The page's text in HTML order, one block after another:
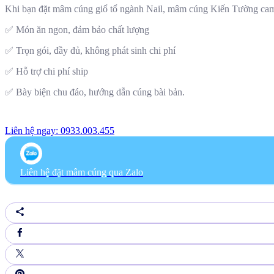
Khi bạn đặt mâm cúng giổ tổ ngành Nail, mâm cúng Kiến Tường
✅ Món ăn ngon, đảm bảo chất lượng
✅ Trọn gói, đầy đủ, không phát sinh chi phí
✅ Hỗ trợ chi phí ship
✅ Bày biện chu đáo, hướng dẫn cúng bài bản.
Liên hệ ngay: 0933.003.455
Liên hệ đặt mâm cúng qua Zalo